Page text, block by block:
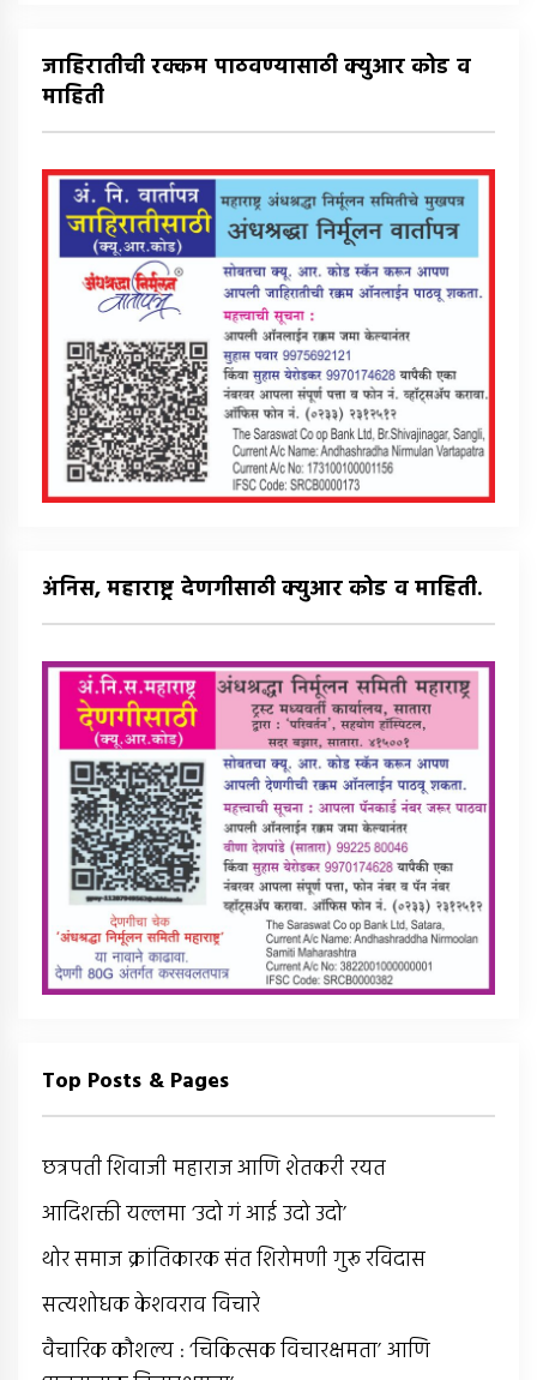
जाहिरातीची रक्कम पाठवण्यासाठी क्युआर कोड व
माहिती
अंनिस, महाराष्ट्र देणगीसाठी क्युआर कोड व माहिती.
Top Posts & Pages
छत्रपती शिवाजी महाराज आणि शेतकरी रयत
आदिशक्ती यल्लमा ‘उदो गं आई उदो उदो’
थोर समाज क्रांतिकारक संत शिरोमणी गुरू रविदास
सत्यशोधक केशवराव विचारे
वैचारिक कौशल्य : ‘चिकित्सक विचारक्षमता’ आणि